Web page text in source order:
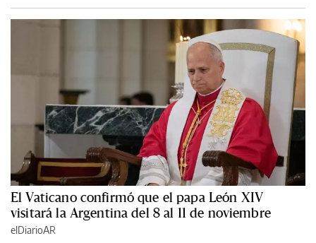
El Vaticano confirmó que el papa León XIV
visitará la Argentina del 8 al 11 de noviembre
elDiarioAR